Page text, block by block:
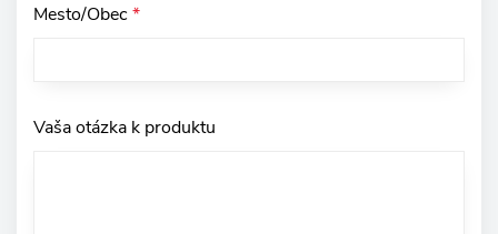
Mesto/Obec*
Vaša otázka k produktu